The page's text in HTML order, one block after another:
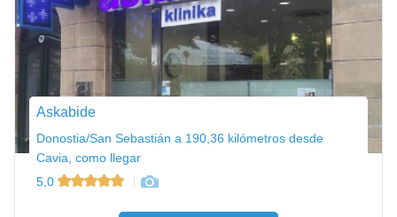
Askabide
Donostia/San Sebastián a 190,36 kilómetros desde
Cavia, como llegar
5,0